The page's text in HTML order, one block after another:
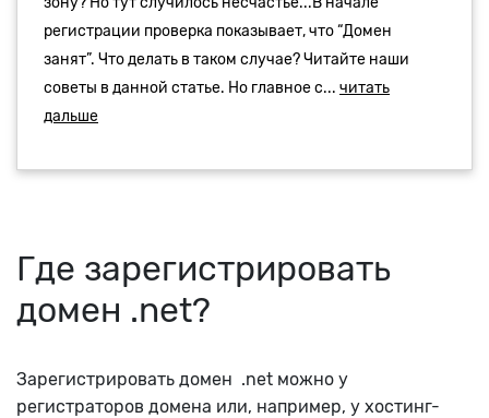
Где зарегистрировать
домен .net?
Зарегистрировать домен .net можно у
регистраторов домена или, например, у хостинг-